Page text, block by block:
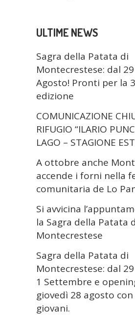
ULTIME NEWS
Sagra della Patata di
Montecrestese: dal 29
Agosto! Pronti per la
edizione
COMUNICAZIONE
RIFUGIO “ILARIO
LAGO – STAGIONE
A ottobre anche
accende i forni nella
comunitaria de Lo
Si avvicina
la Sagra della Patata
Montecrestese
Sagra della Patata di
Montecrestese: dal
1 Settembre e
giovedì 28 agosto con
giovani.